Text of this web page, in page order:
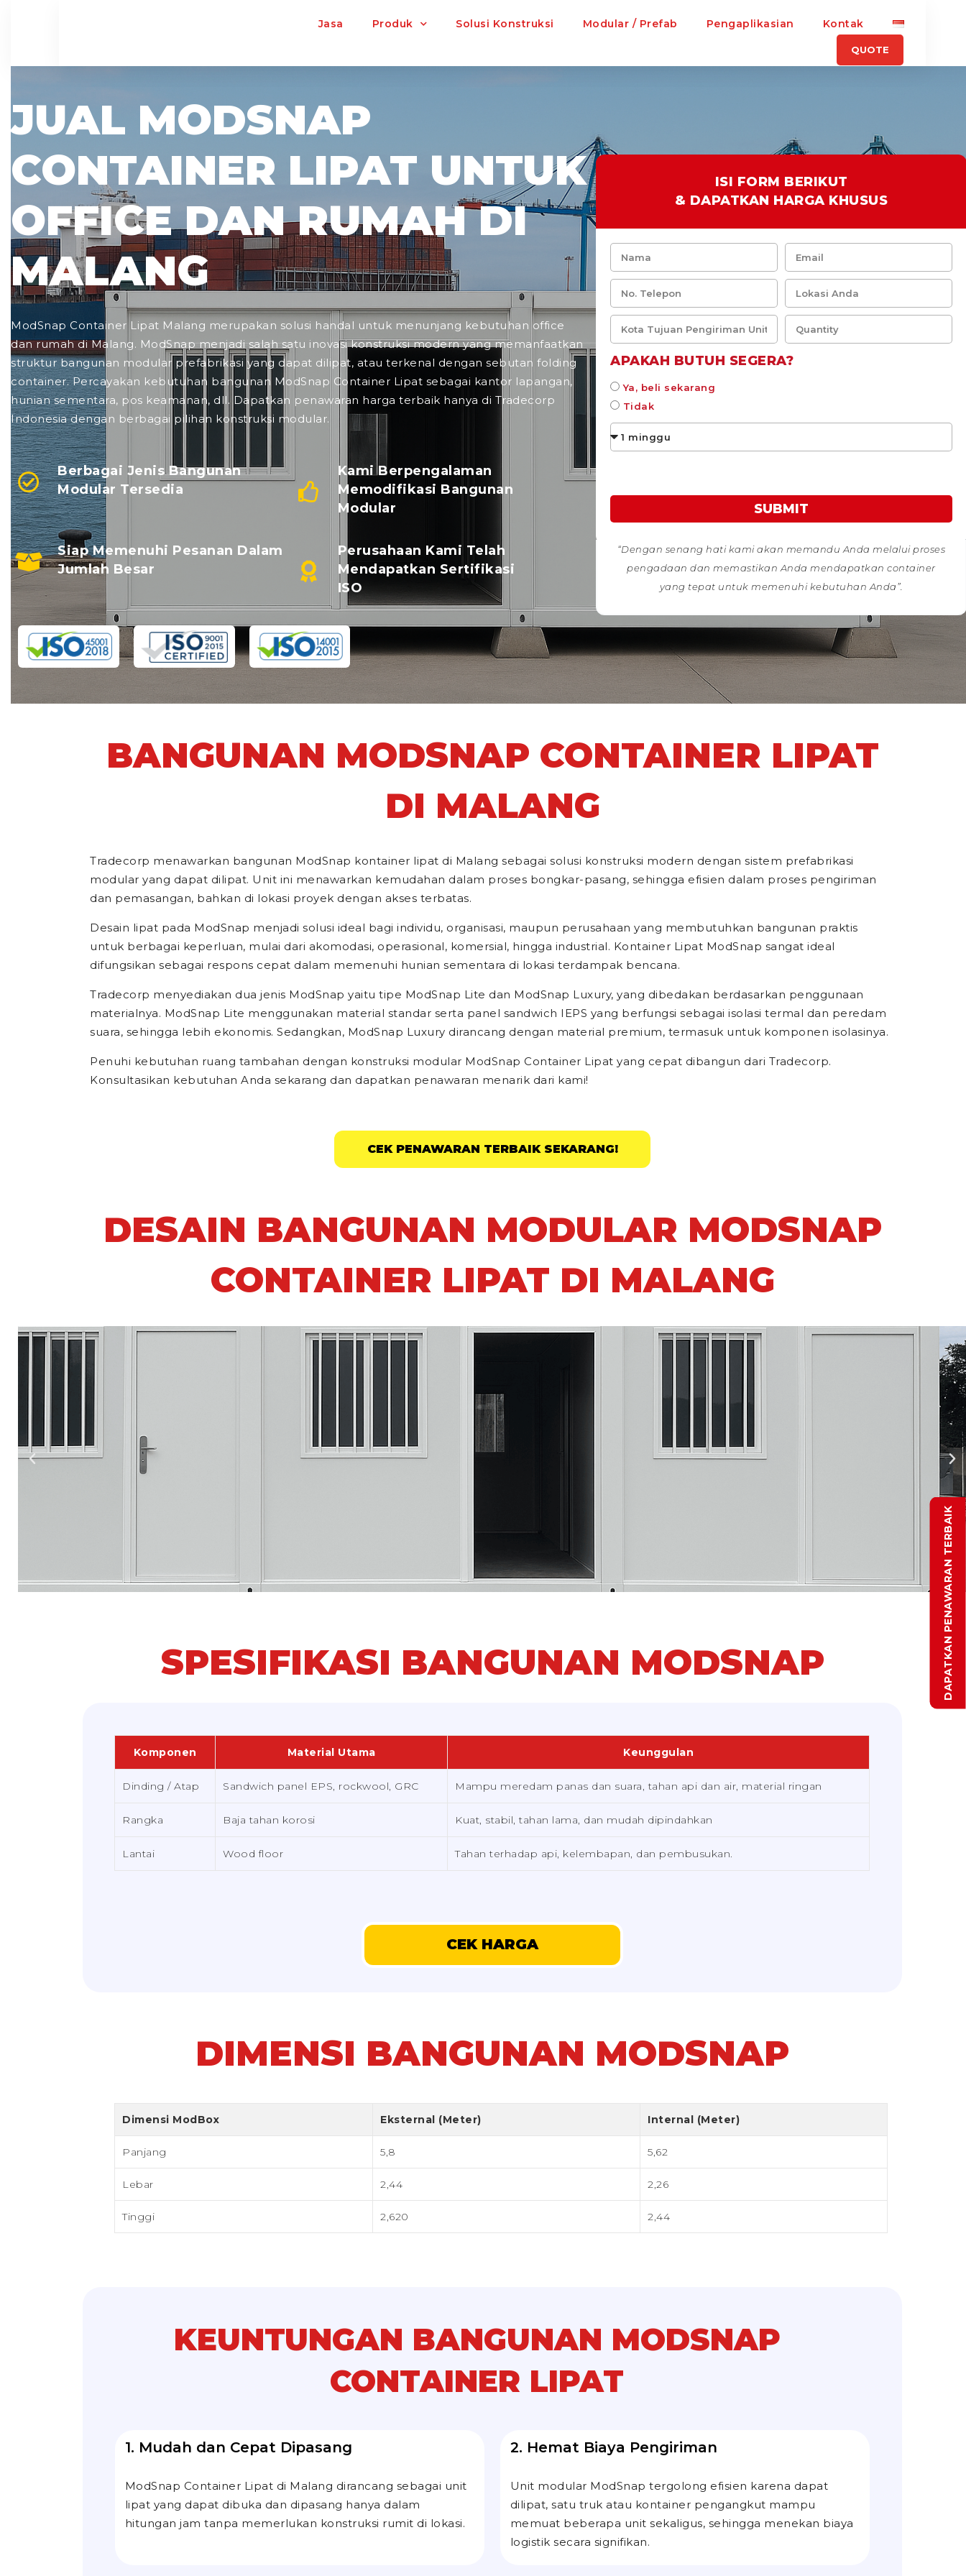
DAPATKAN PENAWARAN TERBAIK
Jasa Produk Solusi Konstruksi Modular / Prefab Pengaplikasian Kontak
QUOTE
JUAL MODSNAP
CONTAINER LIPAT UNTUK
OFFICE DAN RUMAH DI
MALANG
ModSnap Container Lipat Malang merupakan solusi handal untuk menunjang kebutuhan office
dan rumah di Malang. ModSnap menjadi salah satu inovasi konstruksi modern yang memanfaatkan
struktur bangunan modular prefabrikasi yang dapat dilipat, atau terkenal dengan sebutan folding
container. Percayakan kebutuhan bangunan ModSnap Container Lipat sebagai kantor lapangan,
hunian sementara, pos keamanan, dll. Dapatkan penawaran harga terbaik hanya di Tradecorp
Indonesia dengan berbagai pilihan konstruksi modular.
Berbagai Jenis Bangunan
Modular Tersedia
Kami Berpengalaman
Memodifikasi Bangunan
Modular
Siap Memenuhi Pesanan Dalam
Jumlah Besar
Perusahaan Kami Telah
Mendapatkan Sertifikasi
ISO
ISI FORM BERIKUT
& DAPATKAN HARGA KHUSUS
APAKAH BUTUH SEGERA?
Ya, beli sekarang
Tidak
SUBMIT
“Dengan senang hati kami akan memandu Anda melalui proses
pengadaan dan memastikan Anda mendapatkan container
yang tepat untuk memenuhi kebutuhan Anda”.
BANGUNAN MODSNAP CONTAINER LIPAT
DI MALANG
Tradecorp menawarkan bangunan ModSnap kontainer lipat di Malang sebagai solusi konstruksi modern dengan sistem prefabrikasi
modular yang dapat dilipat. Unit ini menawarkan kemudahan dalam proses bongkar-pasang, sehingga efisien dalam proses pengiriman
dan pemasangan, bahkan di lokasi proyek dengan akses terbatas.
Desain lipat pada ModSnap menjadi solusi ideal bagi individu, organisasi, maupun perusahaan yang membutuhkan bangunan praktis
untuk berbagai keperluan, mulai dari akomodasi, operasional, komersial, hingga industrial. Kontainer Lipat ModSnap sangat ideal
difungsikan sebagai respons cepat dalam memenuhi hunian sementara di lokasi terdampak bencana.
Tradecorp menyediakan dua jenis ModSnap yaitu tipe ModSnap Lite dan ModSnap Luxury, yang dibedakan berdasarkan penggunaan
materialnya. ModSnap Lite menggunakan material standar serta panel sandwich IEPS yang berfungsi sebagai isolasi termal dan peredam
suara, sehingga lebih ekonomis. Sedangkan, ModSnap Luxury dirancang dengan material premium, termasuk untuk komponen isolasinya.
Penuhi kebutuhan ruang tambahan dengan konstruksi modular ModSnap Container Lipat yang cepat dibangun dari Tradecorp.
Konsultasikan kebutuhan Anda sekarang dan dapatkan penawaran menarik dari kami!
CEK PENAWARAN TERBAIK SEKARANG!
DESAIN BANGUNAN MODULAR MODSNAP
CONTAINER LIPAT DI MALANG
SPESIFIKASI BANGUNAN MODSNAP
Komponen Material Utama Keunggulan
Dinding / Atap Sandwich panel EPS, rockwool, GRC Mampu meredam panas dan suara, tahan api dan air, material ringan
Rangka Baja tahan korosi Kuat, stabil, tahan lama, dan mudah dipindahkan
Lantai Wood floor Tahan terhadap api, kelembapan, dan pembusukan.
CEK HARGA
DIMENSI BANGUNAN MODSNAP
Dimensi ModBox Eksternal (Meter) Internal (Meter)
Panjang 5,8 5,62
Lebar 2,44 2,26
Tinggi 2,620 2,44
KEUNTUNGAN BANGUNAN MODSNAP
CONTAINER LIPAT
1. Mudah dan Cepat Dipasang
ModSnap Container Lipat di Malang dirancang sebagai unit
lipat yang dapat dibuka dan dipasang hanya dalam
hitungan jam tanpa memerlukan konstruksi rumit di lokasi.
2. Hemat Biaya Pengiriman
Unit modular ModSnap tergolong efisien karena dapat
dilipat, satu truk atau kontainer pengangkut mampu
memuat beberapa unit sekaligus, sehingga menekan biaya
logistik secara signifikan.